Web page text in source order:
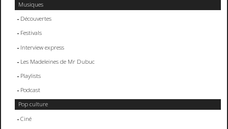
Musiques
Découvertes
Festivals
Interview express
Les Madeleines de Mr Dubuc
Playlists
Podcast
Pop culture
Ciné